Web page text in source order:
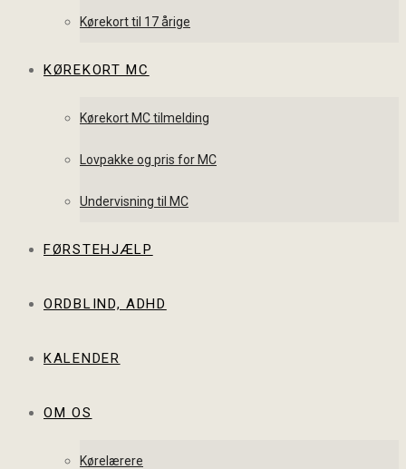
Kørekort til 17 årige
KØREKORT MC
Kørekort MC tilmelding
Lovpakke og pris for MC
Undervisning til MC
FØRSTEHJÆLP
ORDBLIND, ADHD
KALENDER
OM OS
Kørelærere